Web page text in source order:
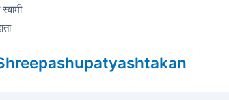
Shreepashupatyashtakan